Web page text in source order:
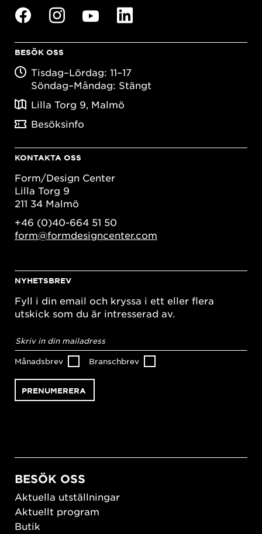
BESÖK OSS
Tisdag–Lördag: 11–17
Söndag–Måndag: Stängt
Lilla Torg 9, Malmö
Besöksinfo
KONTAKTA OSS
Form/Design Center
Lilla Torg 9
211 34 Malmö
+46 (0)40-664 51 50
form@formdesigncenter.com
NYHETSBREV
Fyll i din email och kryssa i ett eller flera
utskick som du är intresserad av.
postadress*
Månadsbrev Branschbrev
BESÖK OSS
Aktuella utställningar
Aktuellt program
Butik